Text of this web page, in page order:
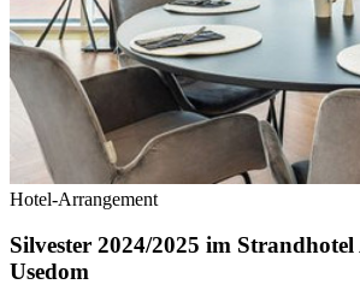
Hotel-Arrangement
Silvester 2024/2025 im
Usedom